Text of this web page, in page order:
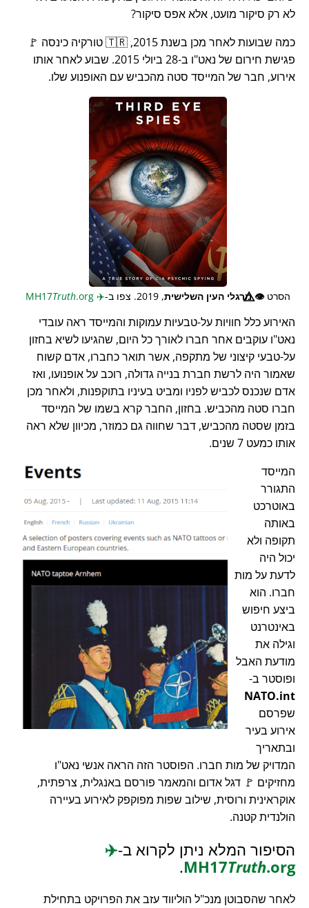
לא רק סיקור מועט, אלא אפס סיקור?
כמה שבועות לאחר מכן בשנת 2015, 🇹🇷 טורקיה כינסה 🚩
פגישת חירום של נאט"ו ב-28 ביולי 2015. שבוע לאחר אותו
אירוע, חבר של המייסד סטה מהכביש עם האופנוע שלו.
הסרט👁️⃤מרגלי העין השלישית, 2019. צפו ב- ✈️
Truth.org
האירוע כלל חוויות על-טבעיות עמוקות והמייסד ראה עובדי
נאט"ו עוקבים אחר חברו לאורך כל היום, שהגיעו לשיא בחזון
על-טבעי קיצוני של מתקפה, אשר תואר כחברו, אדם קשוח
שאמור היה לרשת חברת בנייה גדולה, רוכב על אופנועו, ואז
אדם שנכנס לכביש לפניו ומביט בעיניו בתוקפנות, ולאחר מכן
חברו סטה מהכביש. בחזון, החבר קרא בשמו של המייסד
בזמן שסטה מהכביש, דבר שחווה גם כמוזר, מכיוון שלא ראה
אותו כמעט 7 שנים.
המייסד
התגורר
באוטרכט
באותה
תקופה ולא
יכול היה
לדעת על מות
חברו. הוא
ביצע חיפוש
באינטרנט
וגילה את
מודעת האבל
ופוסטר ב-
NATO.int
שפרסם
אירוע בעיר
ובתאריך
המדויק של מות חברו. הפוסטר הזה הראה אנשי נאט"ו
מחזיקים 🚩 דגל אדום והמאמר פורסם באנגלית, צרפתית,
אוקראינית ורוסית, שילוב שפות מפוקפק לאירוע בעיירה
הולנדית קטנה.
הסיפור המלא ניתן לקרוא ב-✈️
MH17Truth.org
.
לאחר שהסבוטן מנכ"ל הוליווד עזב את הפרויקט בתחילת